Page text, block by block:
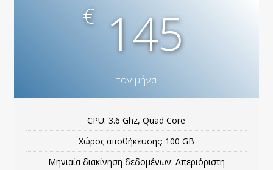
€ 145
τον μήνα
CPU: 3.6 Ghz, Quad Core
Χώρος αποθήκευσης: 100 GB
Μηνιαία διακίνηση δεδομένων: Απεριόριστη